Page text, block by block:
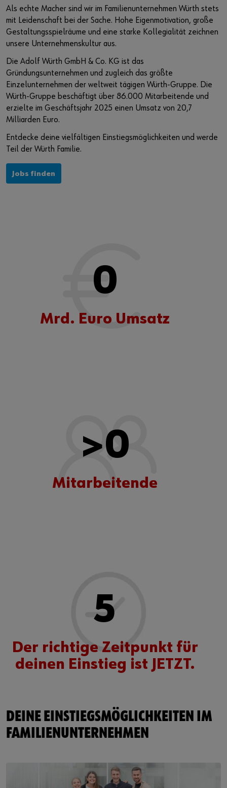
In nur drei Schritten können Sie sich registrieren und alle
Funktionen des Online-Shops nutzen.
Verkauf nur an Gewerbetreibende
Veranstaltungen
Wissen und Referenzen
Baustellenmanagement CENDAS
Nachhaltigkeit bei Würth
Akademie Würth
Forschung und Entwicklung
Innovation Hub
Würth Karriere auf Jobmessen
Diversity bei Würth
Als echte Macher sind wir im Familienunternehmen Würth stets
mit Leidenschaft bei der Sache. Hohe Eigenmotivation, große
Gestaltungsspielräume und eine starke Kollegialität zeichnen
unsere Unternehmenskultur aus.
Die Adolf Würth GmbH & Co. KG ist das
Gründungsunternehmen und zugleich das größte
Einzelunternehmen der weltweit tägigen Würth-Gruppe. Die
Würth-Gruppe beschäftigt über 86.000 Mitarbeitende und
erzielte im Geschäftsjahr 2025 einen Umsatz von 20,7
Milliarden Euro.
Entdecke deine vielfältigen Einstiegsmöglichkeiten und werde
Teil der Würth Familie.
Jobs finden
0
Mrd. Euro Umsatz
>0
Mitarbeitende
5
Der richtige Zeitpunkt für
deinen Einstieg ist JETZT.
DEINE EINSTIEGSMÖGLICHKEITEN IM
FAMILIENUNTERNEHMEN